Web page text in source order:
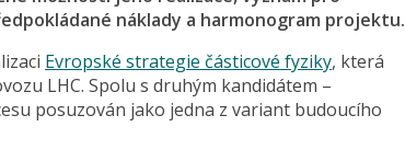
náklady a harmonogram projektu.
Evropské strategie částicové fyziky, která
LHC. Spolu s druhým kandidátem –
posuzován jako jedna z variant budoucího